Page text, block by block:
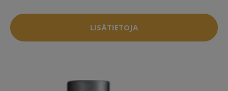
LISÄTIETOJA